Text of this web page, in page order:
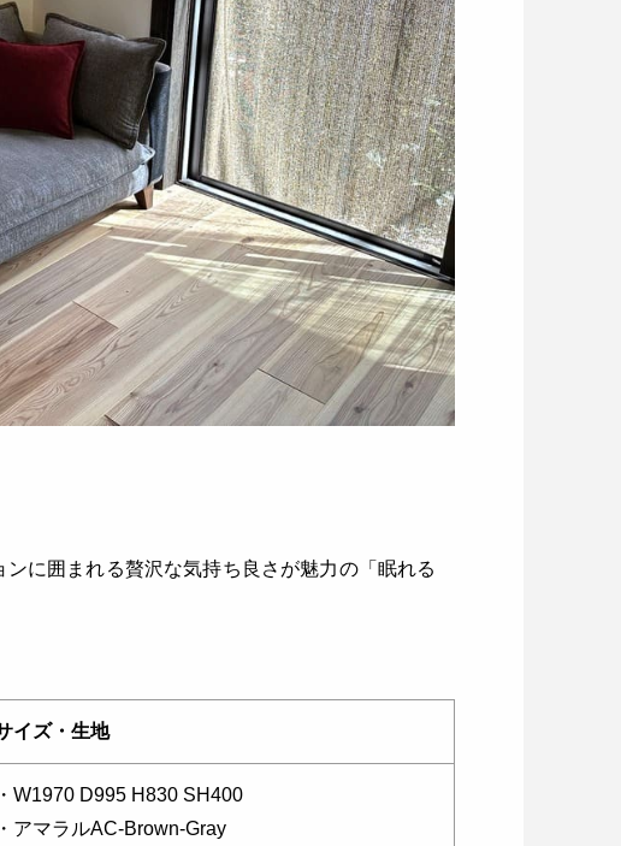
に囲まれる贅沢な気持ち良さが魅力の「眠れる
イズ・生地
・W1970 D995 H830 SH400
・アマラルAC-Brown-Gray